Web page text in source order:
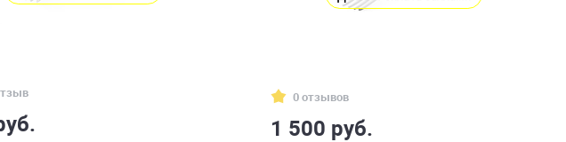
0 отзывов
1 500 руб.